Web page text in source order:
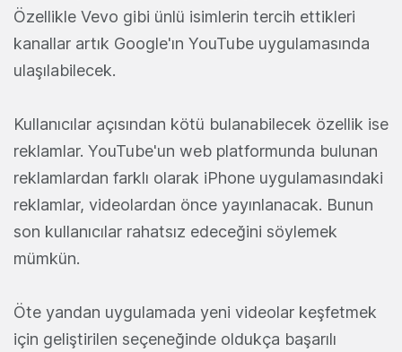
Özellikle Vevo gibi ünlü isimlerin tercih ettikleri
kanallar artık Google'ın YouTube uygulamasında
ulaşılabilecek.
Kullanıcılar açısından kötü bulanabilecek özellik ise
reklamlar. YouTube'un web platformunda bulunan
reklamlardan farklı olarak iPhone uygulamasındaki
reklamlar, videolardan önce yayınlanacak. Bunun
son kullanıcılar rahatsız edeceğini söylemek
mümkün.
Öte yandan uygulamada yeni videolar keşfetmek
için geliştirilen seçeneğinde oldukça başarılı